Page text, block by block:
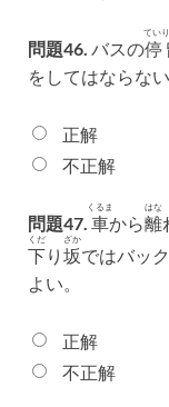
問題46. バスの停
てい
をしてはならない
正解
不正解
問題47. 車
くるま
から離
はな
下
くだ
り 坂
ざか
ではバック
よい。
正解
不正解